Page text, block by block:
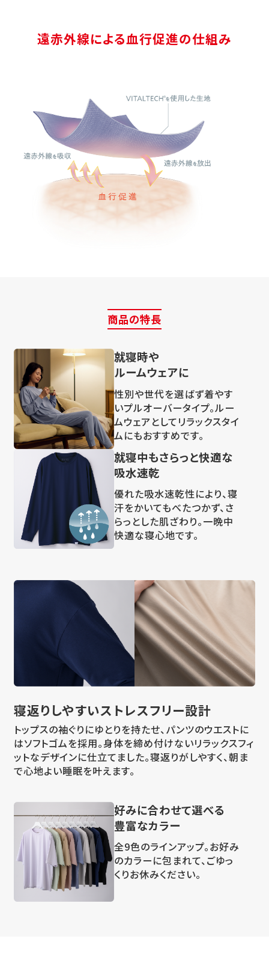
遠赤外線による血行促進の仕組み
商品の特長
就寝時や
ルームウェアに
性別や世代を選ばず着やす
いプルオーバータイプ。ルー
ムウェアとしてリラックスタイ
ムにもおすすめです。
就寝中もさらっと快適な
吸水速乾
優れた吸水速乾性により、寝
汗をかいてもべたつかず、さ
らっとした肌ざわり。一晩中
快適な寝心地です。
寝返りしやすいストレスフリー設計
トップスの袖ぐりにゆとりを持たせ、パンツのウエストに
はソフトゴムを採用。身体を締め付けないリラックスフィ
ットなデザインに仕立てました。寝返りがしやすく、朝ま
で心地よい睡眠を叶えます。
好みに合わせて選べる
豊富なカラー
全9色のラインアップ。お好み
のカラーに包まれて、ごゆっ
くりお休みください。